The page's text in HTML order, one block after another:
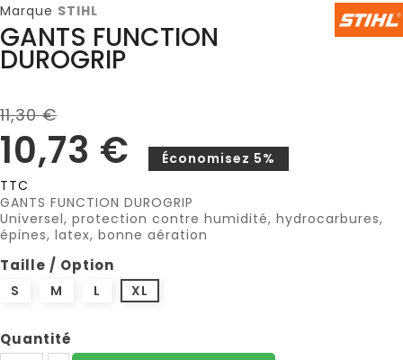
Marque STIHL
GANTS FUNCTION
DUROGRIP
11,30 €
10,73 €
Économisez 5%
TTC
GANTS FUNCTION DUROGRIP
Universel, protection contre humidité, hydrocarbures,
épines, latex, bonne aération
Taille / Option
S M L XL
Quantité